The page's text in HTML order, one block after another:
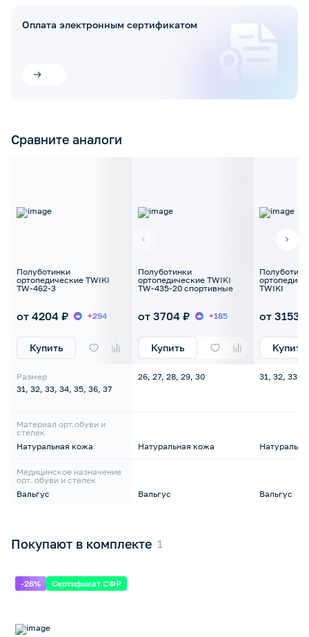
Оплата электронным сертификатом
Сравните аналоги
Полуботинки
ортопедические TWIKI
TW-462-3
от 4204 ₽ +294
Купить
Размер
31, 32, 33, 34, 35, 36, 37
Материал орт.обуви и
стелек
Натуральная кожа
Медицинское назначение
орт. обуви и стелек
Вальгус
Полуботинки
ортопедические TWIKI
TW-435-20 спортивные
от 3704 ₽ +185
Купить
26, 27, 28, 29, 30
Натуральная кожа
Вальгус
TWIKI
от 3153 ₽
Купить
31, 32, 33,
Вальгус
Покупают в комплекте
-26% Сертификат СФР